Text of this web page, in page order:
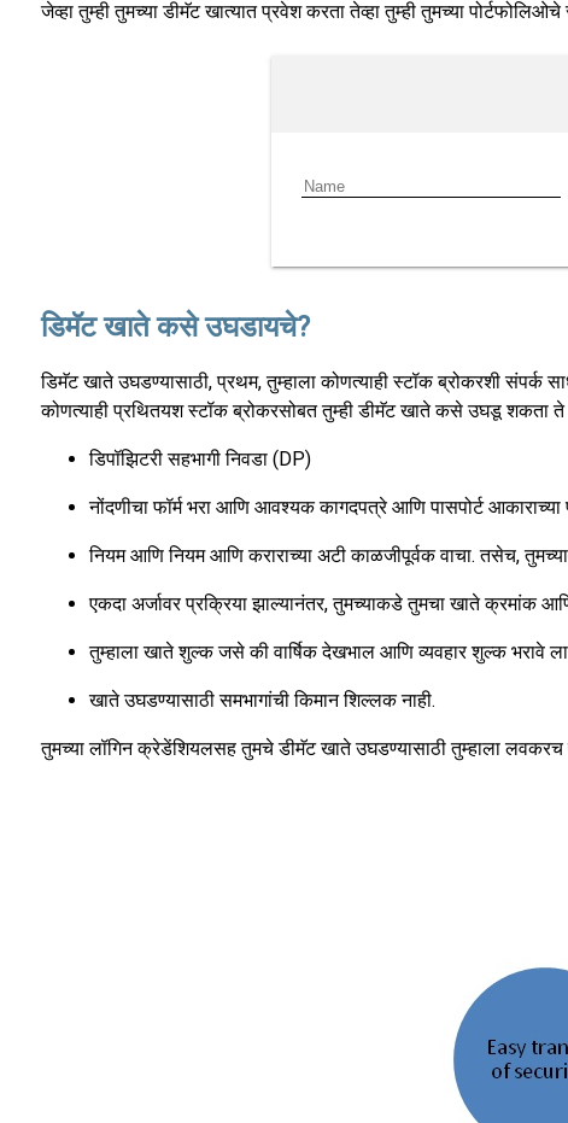
जेव्हा तुम्ही तुमच्या डीमॅट खात्यात प्रवेश करता तेव्हा तुम्ही तुमच्या
डिमॅट खाते कसे उघडायचे?
डिमॅट खाते उघडण्यासाठी, प्रथम, तुम्हाला कोणत्याही स्टॉक ब्रोकरशी संपर्क
कोणत्याही प्रथितयश स्टॉक ब्रोकरसोबत तुम्ही डीमॅट खाते कसे उघडू शकता
डिपॉझिटरी सहभागी निवडा (DP)
नोंदणीचा फॉर्म भरा आणि आवश्यक कागदपत्रे आणि पासपोर्ट
नियम आणि नियम आणि कराराच्या अटी काळजीपूर्वक वाचा. तसेच,
एकदा अर्जावर प्रक्रिया झाल्यानंतर, तुमच्याकडे तुमचा खाते क्रमांक
तुम्हाला खाते शुल्क जसे की वार्षिक देखभाल आणि व्यवहार शुल्क भरावे
खाते उघडण्यासाठी समभागांची किमान शिल्लक नाही.
तुमच्या लॉगिन क्रेडेंशियलसह तुमचे डीमॅट खाते उघडण्यासाठी तुम्हाला